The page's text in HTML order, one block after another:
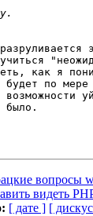
как я
по мере
возможности
было.
вопросы
видеть
[ дате ] [